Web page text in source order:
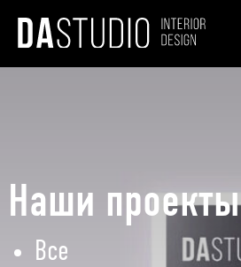
Все
Наши проекты